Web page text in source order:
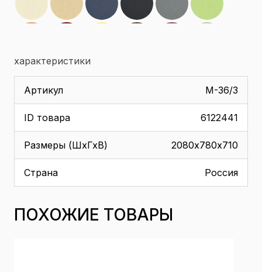
характеристики
Артикул М-36/3
ID товара 6122441
Размеры (ШхГхВ) 2080х780х710
Страна Россия
ПОХОЖИЕ ТОВАРЫ